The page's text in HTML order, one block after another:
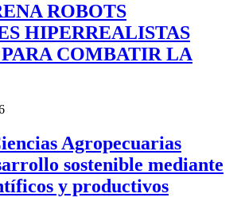
ROBOTS
HIPERREALISTAS
COMBATIR LA
Agropecuarias
sostenible mediante
y productivos